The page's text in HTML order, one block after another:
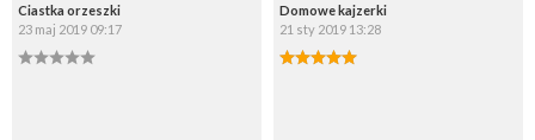
Ciastka orzeszki
23 maj 2019 09:17
Domowe kajzerki
21 sty 2019 13:28